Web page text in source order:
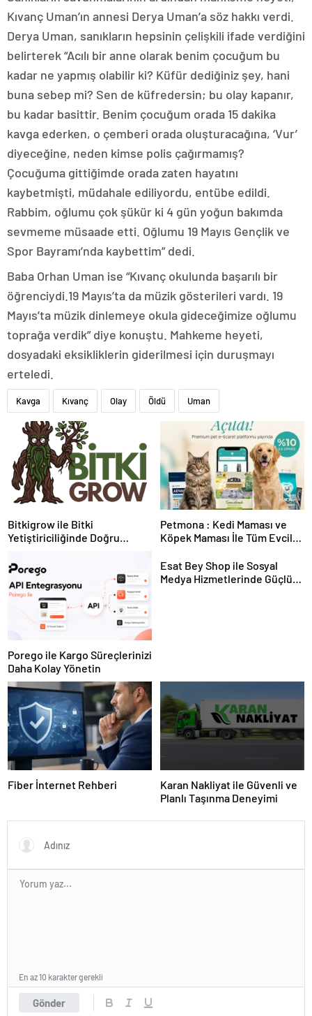
Kıvanç Uman’ın annesi Derya Uman’a söz hakkı verdi.
Derya Uman, sanıkların hepsinin çelişkili ifade verdiğini
belirterek “Acılı bir anne olarak benim çocuğum bu
kadar ne yapmış olabilir ki? Küfür dediğiniz şey, hani
buna sebep mi? Sen de küfredersin; bu olay kapanır,
bu kadar basittir. Benim çocuğum orada 15 dakika
kavga ederken, o çemberi orada oluşturacağına, ‘Vur’
diyeceğine, neden kimse polis çağırmamış?
Çocuğuma gittiğimde orada zaten hayatını
kaybetmişti, müdahale ediliyordu, entübe edildi.
Rabbim, oğlumu çok şükür ki 4 gün yoğun bakımda
sevmeme müsaade etti. Oğlumu 19 Mayıs Gençlik ve
Spor Bayramı’nda kaybettim” dedi.
Baba Orhan Uman ise “Kıvanç okulunda başarılı bir
öğrenciydi.19 Mayıs’ta da müzik gösterileri vardı. 19
Mayıs’ta müzik dinlemeye okula gideceğimize oğlumu
toprağa verdik” diye konuştu. Mahkeme heyeti,
dosyadaki eksikliklerin giderilmesi için duruşmayı
erteledi.
Kavga Kıvanç Olay Öldü Uman
Bitkigrow ile Bitki
Yetiştiriciliğinde Doğru
Petmona : Kedi Maması ve
Köpek Maması İle Tüm Evcil
Porego ile Kargo Süreçlerinizi
Daha Kolay Yönetin
Esat Bey Shop ile Sosyal
Medya Hizmetlerinde Güçlü
Fiber İnternet Rehberi
Karan Nakliyat ile Güvenli ve
Planlı Taşınma Deneyimi
Gönder
En az 10 karakter gerekli